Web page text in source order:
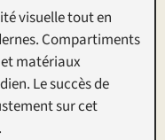
visuelle tout en
Compartiments
matériaux
Le succès de
sur cet